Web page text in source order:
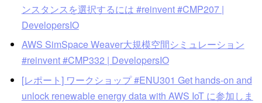
ンスタンスを選択するには #reinvent #CMP207 |
DevelopersIO
AWS SimSpace Weaver大規模空間シミュレーション
#reinvent #CMP332 | DevelopersIO
[レポート] ワークショップ #ENU301 Get hands-on and
unlock renewable energy data with AWS IoT に参加しま